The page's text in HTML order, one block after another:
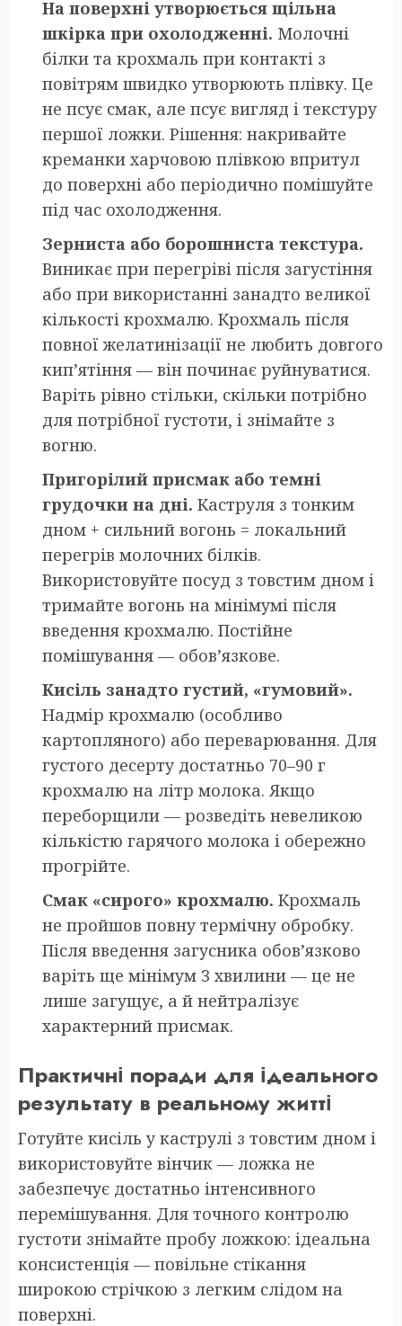
На поверхні утворюється щільна
шкірка при охолодженні. Молочні
білки та крохмаль при контакті з
повітрям швидко утворюють плівку. Це
не псує смак, але псує вигляд і текстуру
першої ложки. Рішення: накривайте
креманки харчовою плівкою впритул
до поверхні або періодично помішуйте
під час охолодження.
Зерниста або борошниста текстура.
Виникає при перегріві після загустіння
або при використанні занадто великої
кількості крохмалю. Крохмаль після
повної желатинізації не любить довгого
кип’ятіння — він починає руйнуватися.
Варіть рівно стільки, скільки потрібно
для потрібної густоти, і знімайте з
вогню.
Пригорілий присмак або темні
грудочки на дні. Каструля з тонким
дном + сильний вогонь = локальний
перегрів молочних білків.
Використовуйте посуд з товстим дном і
тримайте вогонь на мінімумі після
введення крохмалю. Постійне
помішування — обов’язкове.
Кисіль занадто густий, «гумовий».
Надмір крохмалю (особливо
картопляного) або переварювання. Для
густого десерту достатньо 70–90 г
крохмалю на літр молока. Якщо
переборщили — розведіть невеликою
кількістю гарячого молока і обережно
прогрійте.
Смак «сирого» крохмалю. Крохмаль
не пройшов повну термічну обробку.
Після введення загусника обов’язково
варіть ще мінімум 3 хвилини — це не
лише загущує, а й нейтралізує
характерний присмак.
Практичні поради для ідеального
результату в реальному житті
Готуйте кисіль у каструлі з товстим дном і
використовуйте вінчик — ложка не
забезпечує достатньо інтенсивного
перемішування. Для точного контролю
густоти знімайте пробу ложкою: ідеальна
консистенція — повільне стікання
широкою стрічкою з легким слідом на
поверхні.